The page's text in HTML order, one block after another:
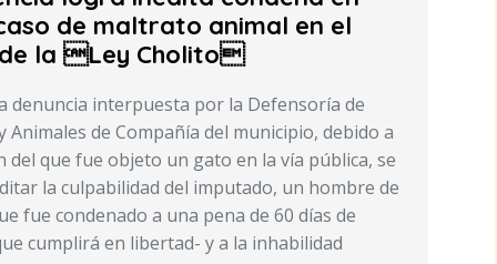
de maltrato animal en el
la Ley Cholito
denuncia interpuesta por la Defensoría de
Animales de Compañía del municipio, debido a
del que fue objeto un gato en la vía pública, se
la culpabilidad del imputado, un hombre de
fue condenado a una pena de 60 días de
cumplirá en libertad- y a la inhabilidad